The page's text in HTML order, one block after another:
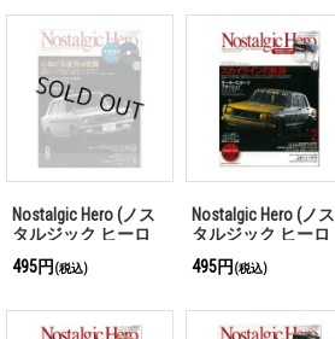
Nostalgic Hero (ノス
タルジック ヒーロ
495円 (税込)
Nostalgic Hero (ノス
タルジック ヒーロ
495円 (税込)